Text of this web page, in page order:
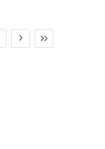
Nästa
sida
Sista
sidan